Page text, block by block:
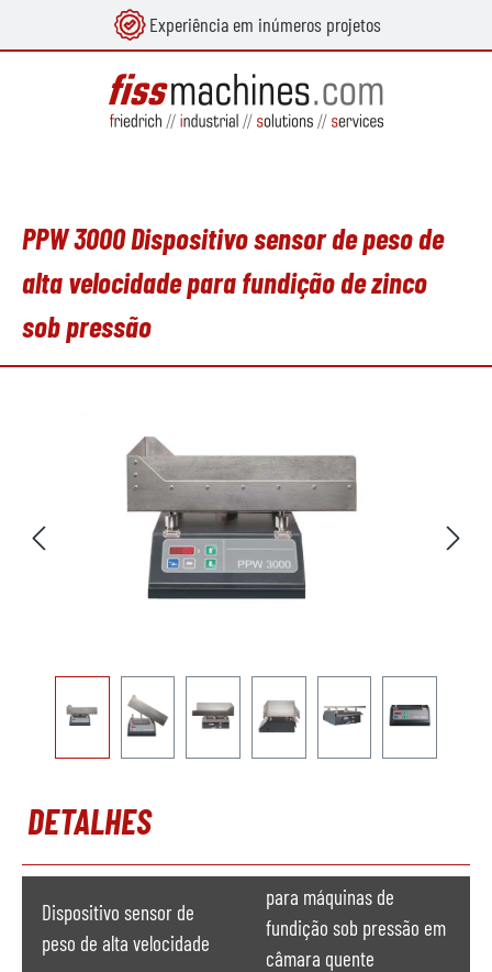
Experiência em inúmeros projetos
PPW 3000 Dispositivo sensor de peso de
alta velocidade para fundição de zinco
sob pressão
DETALHES
Dispositivo sensor de
peso de alta velocidade
para máquinas de
fundição sob pressão em
câmara quente